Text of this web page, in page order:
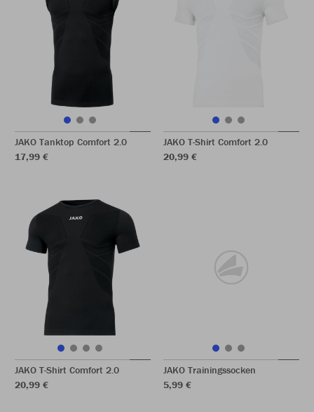
JAKO Tanktop Comfort 2.0
17,99 €
JAKO T-Shirt Comfort 2.0
20,99 €
JAKO T-Shirt Comfort 2.0
20,99 €
JAKO Trainingssocken
5,99 €